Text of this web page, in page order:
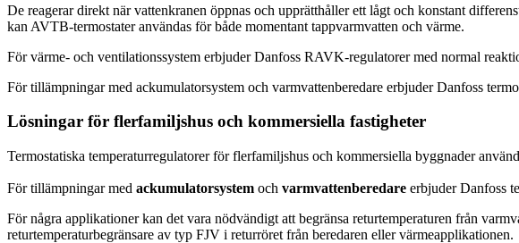
De reagerar direkt när vattenkranen öppnas och upprätthåller ett lågt och konstant
kan AVTB-termostater användas för både momentant tappvarmvatten och värme.
För värme- och ventilationssystem erbjuder Danfoss RAVK-regulatorer med normal
För tillämpningar med ackumulatorsystem och varmvattenberedare erbjuder Danfoss
Lösningar för flerfamiljshus och kommersiella fastigheter
Termostatiska temperaturregulatorer för flerfamiljshus och kommersiella byggnader
För tillämpningar med ackumulatorsystem och varmvattenberedare erbjuder Danfoss
För några applikationer kan det vara nödvändigt att begränsa returtemperaturen från
returtemperaturbegränsare av typ FJV i returröret från beredaren eller värmeapplikationen.